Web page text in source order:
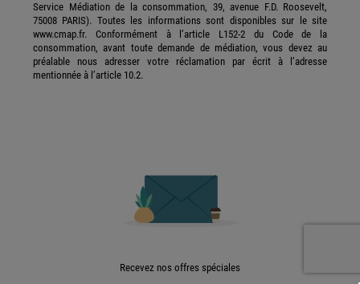
Service Médiation de la consommation, 39, avenue F.D. Roosevelt,
75008 PARIS). Toutes les informations sont disponibles sur le site
www.cmap.fr. Conformément à l’article L152-2 du Code de la
consommation, avant toute demande de médiation, vous devez au
préalable nous adresser votre réclamation par écrit à l’adresse
mentionnée à l’article 10.2.
Recevez nos offres spéciales